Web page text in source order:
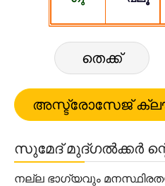
തെക്ക്
സുമേദ് മുദ്ഗൽക്കർ
നല്ല ഭാഗ്യവും